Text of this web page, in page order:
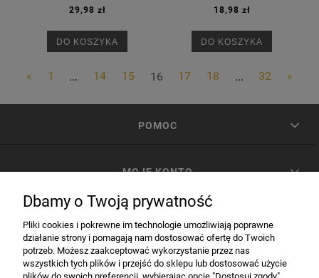
29,98 zł
DO KOSZYKA
18,98 zł
DO KOSZYKA
« 1 ... 14 15 16 17 18 ... 32 »
POMOC
MOJE KONTO
INFORMACJE
Dbamy o Twoją prywatność
Pliki cookies i pokrewne im technologie umożliwiają poprawne
działanie strony i pomagają nam dostosować ofertę do Twoich
potrzeb. Możesz zaakceptować wykorzystanie przez nas
wszystkich tych plików i przejść do sklepu lub dostosować użycie